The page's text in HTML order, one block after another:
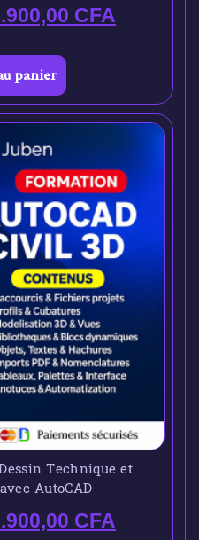
CFA
panier
Technique et
AutoCAD
CFA